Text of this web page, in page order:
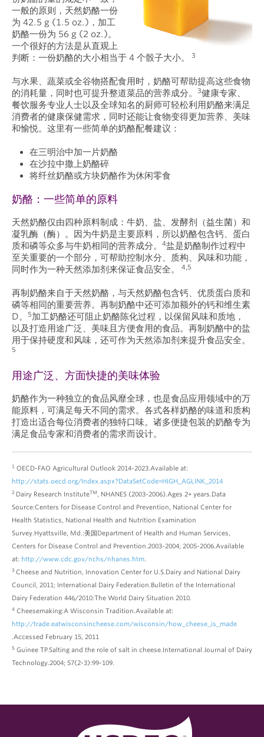
一般的原则，天然奶酪一份
为 42.5 g (1.5 oz.)，加工
奶酪一份为 56 g (2 oz.)。
一个很好的方法是从直观上
判断：一份奶酪的大小相当于 4 个骰子大小。
3
与水果、蔬菜或全谷物搭配食用时，奶酪可帮助提高这些食物
的消耗量，同时也可提升整道菜品的营养成分。
3健康专家、
餐饮服务专业人士以及全球知名的厨师可轻松利用奶酪来满足
消费者的健康保健需求，同时还能让食物变得更加营养、美味
和愉悦。这里有一些简单的奶酪配餐建议：
在三明治中加一片奶酪
在沙拉中撒上奶酪碎
将纤丝奶酪或方块奶酪作为休闲零食
奶酪：一些简单的原料
天然奶酪仅由四种原料制成：牛奶、盐、发酵剂（益生菌）和
凝乳酶（酶）。因为牛奶是主要原料，所以奶酪包含钙、蛋白
质和磷等众多与牛奶相同的营养成分。
4盐是奶酪制作过程中
至关重要的一个部分，可帮助控制水分、质构、风味和功能，
同时作为一种天然添加剂来保证食品安全。
4,5
再制奶酪来自于天然奶酪，与天然奶酪包含钙、优质蛋白质和
磷等相同的重要营养。再制奶酪中还可添加额外的钙和维生素
D。
5加工奶酪还可阻止奶酪陈化过程，以保留风味和质地，
以及打造用途广泛、美味且方便食用的食品。再制奶酪中的盐
用于保持硬度和风味，还可作为天然添加剂来提升食品安全。
5
用途广泛、方面快捷的美味体验
奶酪作为一种独立的食品风靡全球，也是食品应用领域中的万
能原料，可满足每天不同的需求。各式各样奶酪的味道和质构
打造出适合每位消费者的独特口味。诸多便捷包装的奶酪专为
满足食品专家和消费者的需求而设计。
1 OECD-FAO Agricultural Outlook 2014-2023.Available at:
http://stats.oecd.org/Index.aspx?DataSetCode=HIGH_AGLINK_2014
2 Dairy Research InstituteTM, NHANES (2003-2006).Ages 2+ years.Data
Source:Centers for Disease Control and Prevention, National Center for
Health Statistics, National Health and Nutrition Examination
Survey.Hyattsville, Md.:美国Department of Health and Human Services,
Centers for Disease Control and Prevention.2003-2004; 2005-2006.Available
at: http://www.cdc.gov/nchs/nhanes.htm.
3 Cheese and Nutrition, Innovation Center for U.S.Dairy and National Dairy
Council, 2011; International Dairy Federation.Bulletin of the International
Dairy Federation 446/2010:The World Dairy Situation 2010.
4 Cheesemaking:A Wisconsin Tradition.Available at:
http://trade.eatwisconsincheese.com/wisconsin/how_cheese_is_made
.Accessed February 15, 2011
5 Guinee TP.Salting and the role of salt in cheese.International Journal of Dairy
Technology.2004; 57(2-3):99-109.